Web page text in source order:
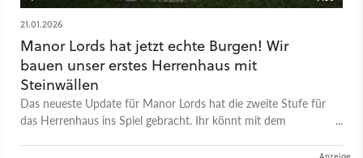
gibt.
21.01.2026
Manor Lords hat jetzt echte Burgen! Wir
bauen unser erstes Herrenhaus mit
Steinwällen
Das neueste Update für Manor Lords hat die zweite Stufe für
das Herrenhaus ins Spiel gebracht. Ihr könnt mit dem
auch die Türme auf die nächste Stufe bringen. Bislang ist das